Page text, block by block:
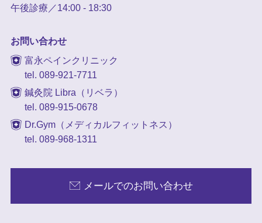
午後診療／14:00 - 18:30
お問い合わせ
富永ペインクリニック
tel. 089-921-7711
鍼灸院 Libra（リベラ）
tel. 089-915-0678
Dr.Gym（メディカルフィットネス）
tel. 089-968-1311
メールでのお問い合わせ